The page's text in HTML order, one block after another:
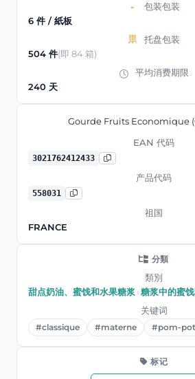
包装包装
6 件 / 紙板
托盘包装
504 件(即 84 箱)
平均消费期限
240 天
Gourde Fruits Economique
EAN 代码
3021762412433
产品代码
558031
祖国
FRANCE
分類
類別
甜点奶油、蜜饯和水果糖浆 ›糖浆中的蜜
关键词
#classique #materne #pom-
标记